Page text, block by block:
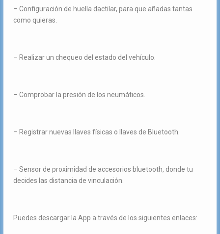
– Configuración de huella dactilar, para que añadas tantas
como quieras.
– Realizar un chequeo del estado del vehículo.
– Comprobar la presión de los neumáticos.
– Registrar nuevas llaves físicas o llaves de Bluetooth.
– Sensor de proximidad de accesorios bluetooth, donde tu
decides las distancia de vinculación.
Puedes descargar la App a través de los siguientes enlaces: